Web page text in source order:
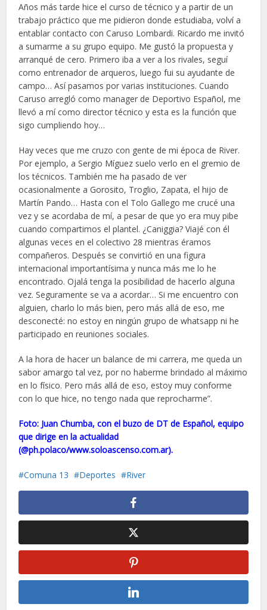
Años más tarde hice el curso de técnico y a partir de un
trabajo práctico que me pidieron donde estudiaba, volví a
entablar contacto con Caruso Lombardi. Ricardo me invitó
a sumarme a su grupo equipo. Me gustó la propuesta y
arranqué de cero. Primero iba a ver a los rivales, seguí
como entrenador de arqueros, luego fui su ayudante de
campo… Así pasamos por varias instituciones. Cuando
Caruso arregló como manager de Deportivo Español, me
llevó a mí como director técnico y esta es la función que
sigo cumpliendo hoy…
Hay veces que me cruzo con gente de mi época de River.
Por ejemplo, a Sergio Míguez suelo verlo en el gremio de
los técnicos. También me ha pasado de ver
ocasionalmente a Gorosito, Troglio, Zapata, el hijo de
Martín Pando… Hasta con el Tolo Gallego me crucé una
vez y se acordaba de mí, a pesar de que yo era muy pibe
cuando compartimos el plantel. ¿Caniggia? Viajé con él
algunas veces en el colectivo 28 mientras éramos
compañeros. Después se convirtió en una figura
internacional importantísima y nunca más me lo he
encontrado. Ojalá tenga la posibilidad de hacerlo alguna
vez. Seguramente se va a acordar… Si me encuentro con
alguien, charlo lo más bien, pero más allá de eso, me
desconecté: no estoy en ningún grupo de whatsapp ni he
participado en reuniones sociales.
A la hora de hacer un balance de mi carrera, me queda un
sabor amargo tal vez, por no haberme brindado al máximo
en lo físico. Pero más allá de eso, estoy muy conforme
con lo que hice, no tengo nada que reprocharme”.
Foto: Juan Chumba, con el buzo de DT de Español, equipo
que dirige en la actualidad
(@ph.polaco/www.soloascenso.com.ar).
Comuna 13 Deportes River